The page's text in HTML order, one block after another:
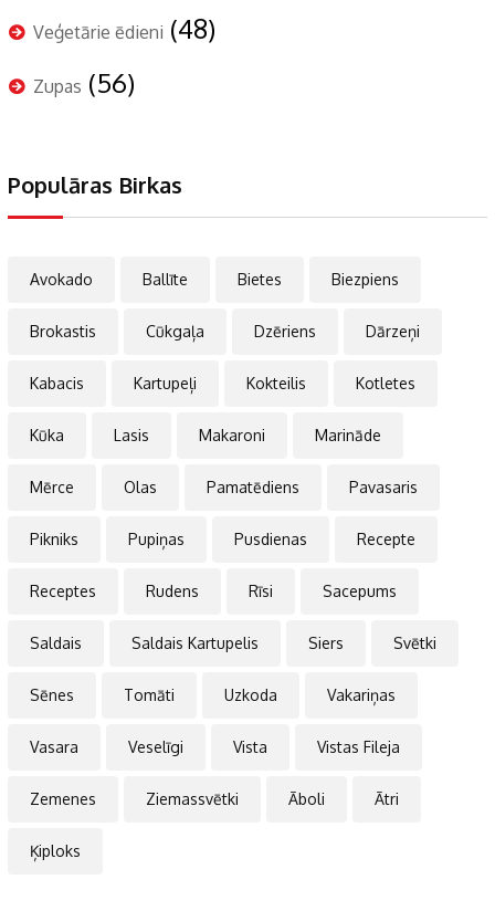
Veģetārie ēdieni (48)
Zupas (56)
Populāras Birkas
Avokado Ballīte Bietes Biezpiens
Brokastis Cūkgaļa Dzēriens Dārzeņi
Kabacis Kartupeļi Kokteilis Kotletes
Kūka Lasis Makaroni Marināde
Mērce Olas Pamatēdiens Pavasaris
Pikniks Pupiņas Pusdienas Recepte
Receptes Rudens Rīsi Sacepums
Saldais Saldais Kartupelis Siers Svētki
Sēnes Tomāti Uzkoda Vakariņas
Vasara Veselīgi Vista Vistas Fileja
Zemenes Ziemassvētki Āboli Ātri
Ķiploks